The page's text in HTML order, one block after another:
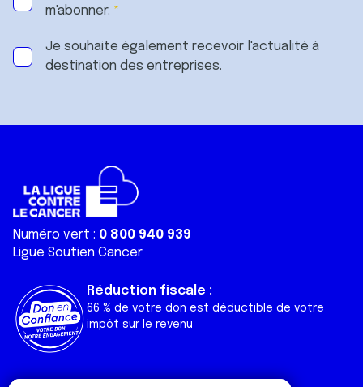
m'abonner.
Je souhaite également recevoir l'actualité à
destination des entreprises.
Numéro vert : 0 800 940 939
Ligue Soutien Cancer
Réduction fiscale :
66 % de votre don est déductible de votre
impôt sur le revenu